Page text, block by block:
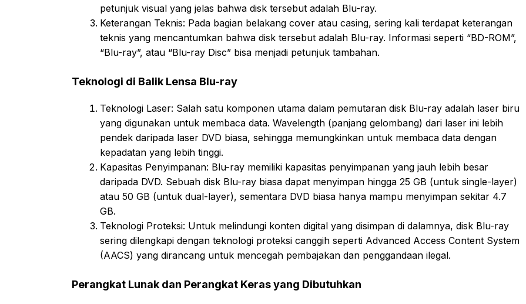
petunjuk visual yang jelas bahwa disk tersebut adalah Blu-ray.
Keterangan Teknis: Pada bagian belakang cover atau casing, sering kali terdapat keterangan
teknis yang mencantumkan bahwa disk tersebut adalah Blu-ray. Informasi seperti “BD-ROM”,
“Blu-ray”, atau “Blu-ray Disc” bisa menjadi petunjuk tambahan.
Teknologi di Balik Lensa Blu-ray
Teknologi Laser: Salah satu komponen utama dalam pemutaran disk Blu-ray adalah laser biru
yang digunakan untuk membaca data. Wavelength (panjang gelombang) dari laser ini lebih
pendek daripada laser DVD biasa, sehingga memungkinkan untuk membaca data dengan
kepadatan yang lebih tinggi.
Kapasitas Penyimpanan: Blu-ray memiliki kapasitas penyimpanan yang jauh lebih besar
daripada DVD. Sebuah disk Blu-ray biasa dapat menyimpan hingga 25 GB (untuk single-layer)
atau 50 GB (untuk dual-layer), sementara DVD biasa hanya mampu menyimpan sekitar 4.7
GB.
Teknologi Proteksi: Untuk melindungi konten digital yang disimpan di dalamnya, disk Blu-ray
sering dilengkapi dengan teknologi proteksi canggih seperti Advanced Access Content System
(AACS) yang dirancang untuk mencegah pembajakan dan penggandaan ilegal.
Perangkat Lunak dan Perangkat Keras yang Dibutuhkan